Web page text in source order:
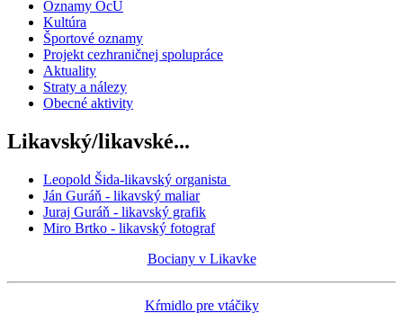
Oznamy OcU
Kultúra
Športové oznamy
Projekt cezhraničnej spolupráce
Aktuality
Straty a nálezy
Obecné aktivity
Likavský/likavské...
Leopold Šida-likavský organista
Ján Guráň - likavský maliar
Juraj Guráň - likavský grafik
Miro Brtko - likavský fotograf
Bociany v Likavke
Kŕmidlo pre vtáčiky